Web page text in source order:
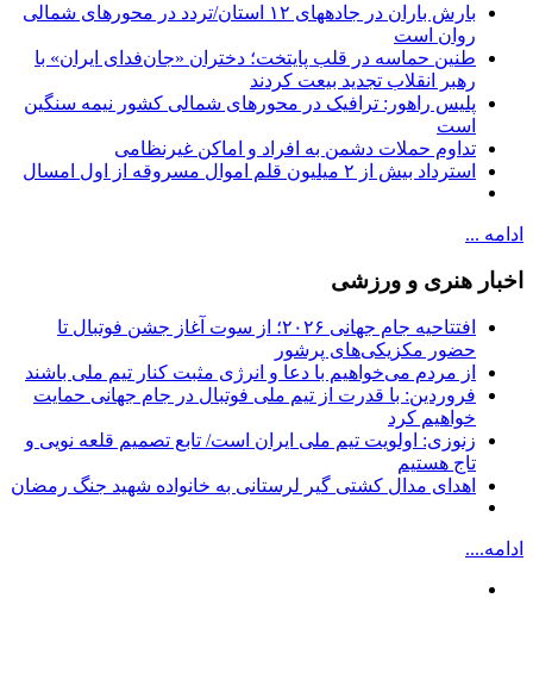
بارش باران در جادههای ۱۲ استان/تردد در محورهای شمالی
روان است
طنین حماسه در قلب پایتخت؛ دختران «جان‌فدای ایران» با
رهبر انقلاب تجدید بیعت کردند
پلیس راهور: ترافیک در محورهای شمالی کشور نیمه سنگین
است
تداوم حملات دشمن به افراد و اماکن غیرنظامی
استرداد بیش از ۲ میلیون قلم اموال مسروقه از اول امسال
ادامه ...
اخبار هنری و ورزشی
افتتاحیه جام جهانی ۲۰۲۶؛ از سوت آغاز جشن فوتبال تا
حضور مکزیکی‌های پرشور
از مردم می‌خواهیم با دعا و انرژی مثبت کنار تیم ملی باشند
فروردین: با قدرت از تیم ملی فوتبال در جام جهانی حمایت
خواهیم کرد
زنوزی: اولویت تیم ملی ایران است/ تابع تصمیم قلعه نویی و
تاج هستیم
اهدای مدال کشتی گیر لرستانی به خانواده شهید جنگ رمضان
ادامه....